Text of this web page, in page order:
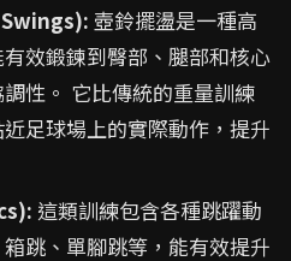
壺鈴擺盪是一種高
效鍛鍊到臀部、腿部和核心
性。 它比傳統的重量訓練
足球場上的實際動作，提升
這類訓練包含各種跳躍動
跳、單腳跳等，能有效提升